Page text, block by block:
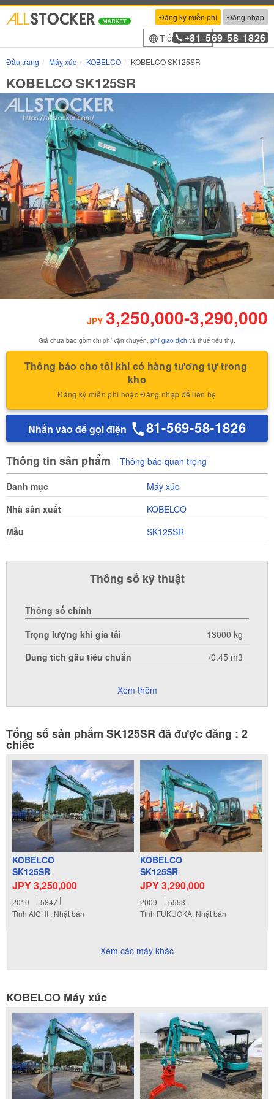
Đăng ký miễn phí Đăng nhập
Tiếng Việt
+81 -569-58-1826
Đầu trang Máy xúc KOBELCO KOBELCO SK125SR
KOBELCO SK125SR
JPY 3,250,000-3,290,000
Giá chưa bao gồm chi phí vận chuyển, phí giao dịch và thuế tiêu thụ.
Thông báo cho tôi khi có hàng tương tự trong
kho
Đăng ký miễn phí hoặc Đăng nhập để liên hệ
Nhấn vào để gọi điện 81-569-58-1826
Thông tin sản phẩm Thông báo quan trọng
Danh mục
Máy xúc
Nhà sản xuất
KOBELCO
Mẫu
SK125SR
Thông số kỹ thuật
Thông số chính
Trọng lượng khi gia tải
13000 kg
Dung tích gầu tiêu chuẩn
/0.45 m3
Xem thêm
Tổng số sản phẩm SK125SR đã được đăng : 2
chiếc
KOBELCO
SK125SR
JPY 3,250,000
2010
5847
Tỉnh AICHI , Nhật bản
KOBELCO
SK125SR
JPY 3,290,000
2009
5553
Tỉnh FUKUOKA, Nhật bản
Xem các máy khác
KOBELCO Máy xúc